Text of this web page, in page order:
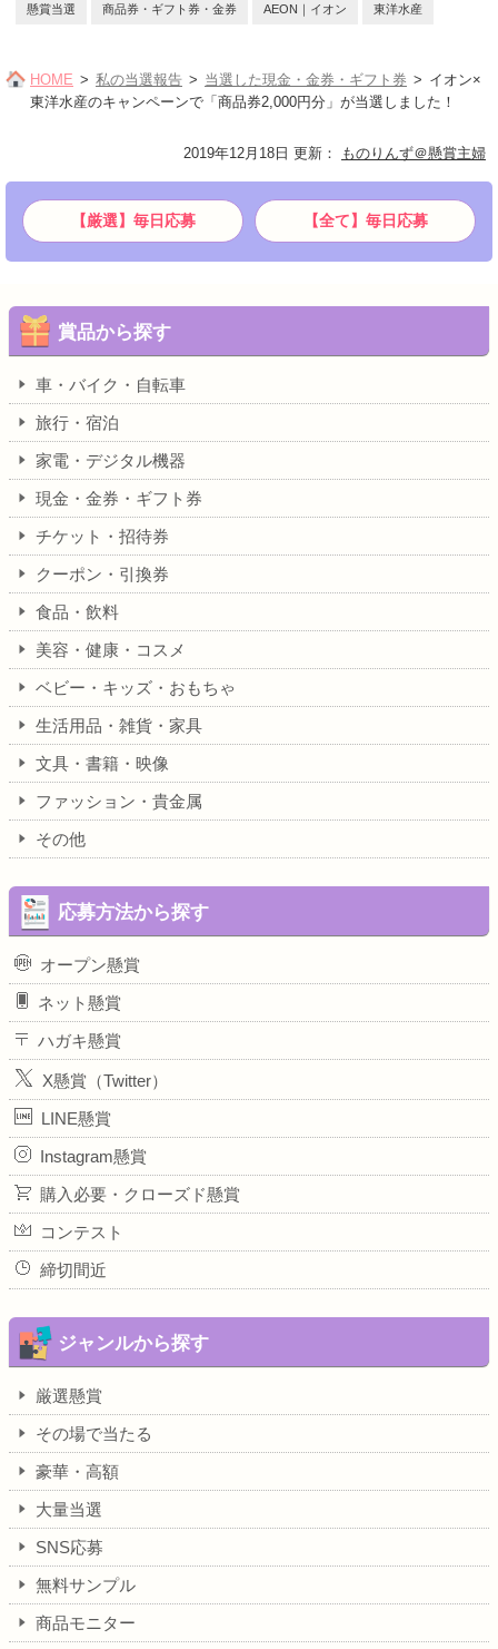
懸賞当選 商品券・ギフト券・金券 AEON｜イオン 東洋水産
HOME 私の当選報告 当選した現金・金券・ギフト券
イオン×
東洋水産のキャンペーンで「商品券2,000円分」が当選しました！
2019年12月18日 更新 ： ものりんず＠懸賞主婦
【厳選】毎日応募 【全て】毎日応募
賞品から探す
車・バイク・自転車
旅行・宿泊
家電・デジタル機器
現金・金券・ギフト券
チケット・招待券
クーポン・引換券
食品・飲料
美容・健康・コスメ
ベビー・キッズ・おもちゃ
生活用品・雑貨・家具
文具・書籍・映像
ファッション・貴金属
その他
応募方法から探す
オープン懸賞
ネット懸賞
ハガキ懸賞
X懸賞（Twitter）
LINE懸賞
Instagram懸賞
購入必要・クローズド懸賞
コンテスト
締切間近
ジャンルから探す
厳選懸賞
その場で当たる
豪華・高額
大量当選
SNS応募
無料サンプル
商品モニター